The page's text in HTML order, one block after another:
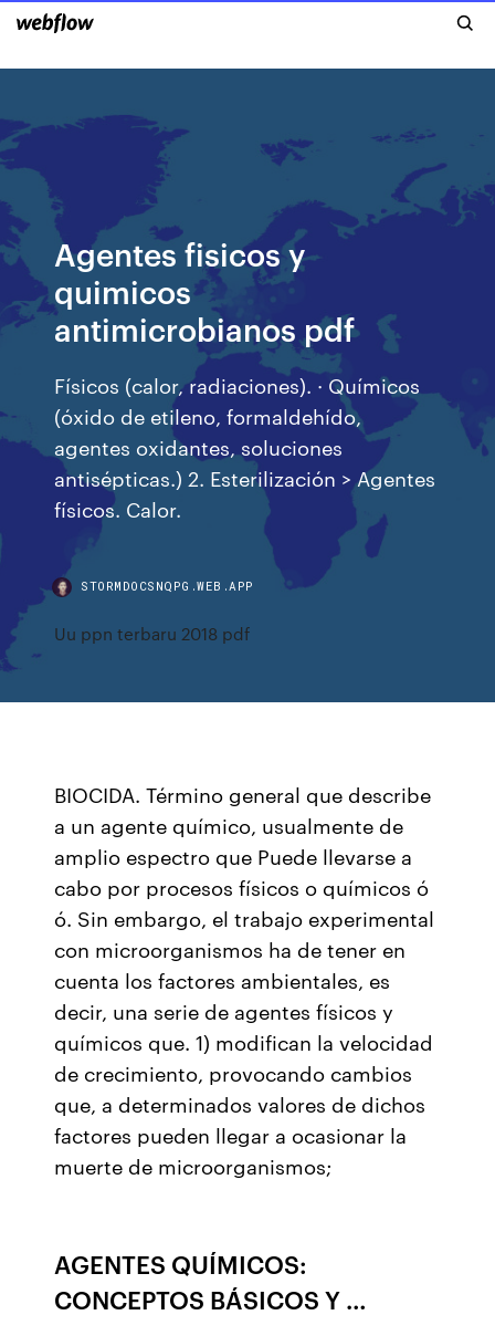
Agentes fisicos y
quimicos
antimicrobianos pdf
Físicos (calor, radiaciones). · Químicos
(óxido de etileno, formaldehído,
agentes oxidantes, soluciones
antisépticas.) 2. Esterilización > Agentes
físicos. Calor.
STORMDOCSNQPG.WEB.APP
Uu ppn terbaru 2018 pdf
BIOCIDA. Término general que describe
a un agente químico, usualmente de
amplio espectro que Puede llevarse a
cabo por procesos físicos o químicos ó
ó. Sin embargo, el trabajo experimental
con microorganismos ha de tener en
cuenta los factores ambientales, es
decir, una serie de agentes físicos y
químicos que. 1) modifican la velocidad
de crecimiento, provocando cambios
que, a determinados valores de dichos
factores pueden llegar a ocasionar la
muerte de microorganismos;
AGENTES QUÍMICOS:
CONCEPTOS BÁSICOS Y …